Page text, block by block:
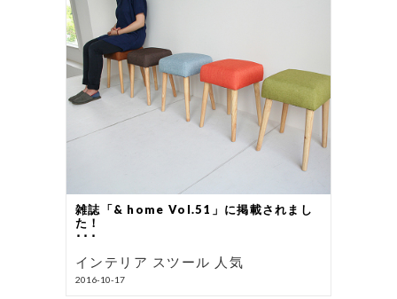
雑誌「& home Vol.51」に掲載されまし
た！
･･･
インテリア スツール 人気
2016-10-17